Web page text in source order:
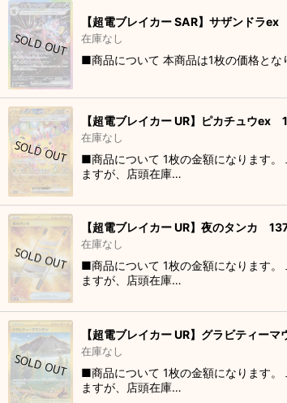
【超電ブレイカー SAR】サザンドラ
在庫なし
■商品について 本商品は1枚の価格と
【超電ブレイカー UR】ピカチュウex
在庫なし
■商品について 1枚の金額になります
ますが、店頭在庫…
【超電ブレイカー UR】夜のタンカ
在庫なし
■商品について 1枚の金額になります
ますが、店頭在庫…
【超電ブレイカー UR】グラビティー
在庫なし
■商品について 1枚の金額になります
ますが、店頭在庫…